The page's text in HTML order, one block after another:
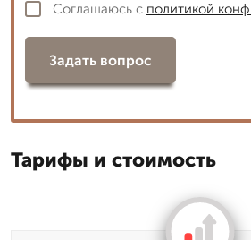
Соглашаюсь с политикой
Задать вопрос
Тарифы и стоимость